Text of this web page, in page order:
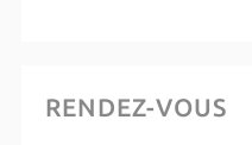
RENDEZ-VOUS